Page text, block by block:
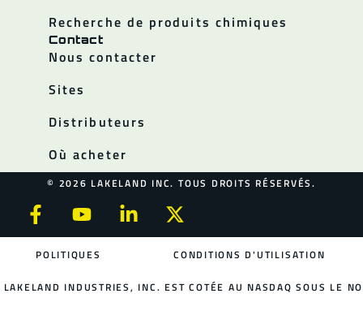
Recherche de produits chimiques
Contact
Nous contacter
Sites
Distributeurs
Où acheter
© 2026 LAKELAND INC. TOUS DROITS RÉSERVÉS.
POLITIQUES CONDITIONS D'UTILISATION
LAKELAND INDUSTRIES, INC. EST COTÉE AU NASDAQ SOUS LE